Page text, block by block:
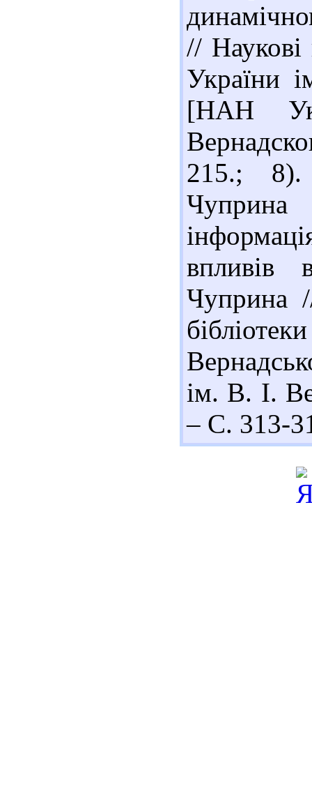
// Наукові
України
[НАН
215.; 8).
впливів
Чуприна
ім. В. І.
– С. 313-